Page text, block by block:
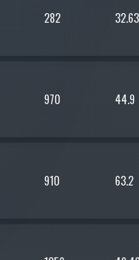
282 32.63
970 44.9
910 63.2